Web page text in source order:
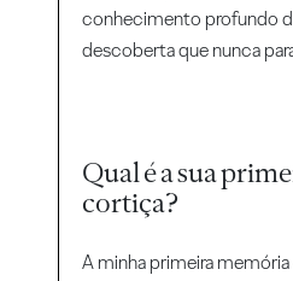
conhecimento profundo
descoberta que nunca
Qual é a sua
cortiça?
A minha primeira